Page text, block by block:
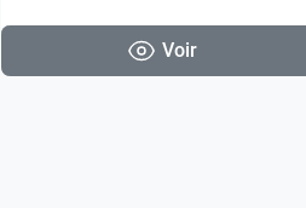
Voir